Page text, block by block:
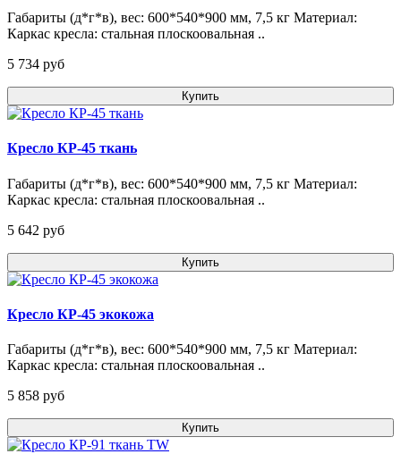
Габариты (д*г*в), вес: 600*540*900 мм, 7,5 кг Материал:
Каркас кресла: стальная плоскоовальная ..
5 734 pуб
Купить
Кресло КР-45 ткань
Габариты (д*г*в), вес: 600*540*900 мм, 7,5 кг Материал:
Каркас кресла: стальная плоскоовальная ..
5 642 pуб
Купить
Кресло КР-45 экокожа
Габариты (д*г*в), вес: 600*540*900 мм, 7,5 кг Материал:
Каркас кресла: стальная плоскоовальная ..
5 858 pуб
Купить